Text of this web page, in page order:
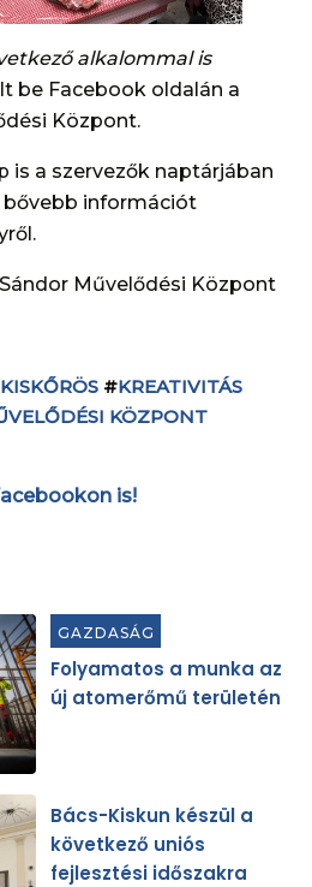
alkalommal is
be Facebook oldalán a
Központ.
is a szervezők naptárjában
bővebb információt
Művelődési Központ
KISKŐRÖS #KREATIVITÁS
KÖZPONT
is!
GAZDASÁG
Folyamatos a munka az
új atomerőmű területén
Bács-Kiskun készül a
következő uniós
fejlesztési időszakra